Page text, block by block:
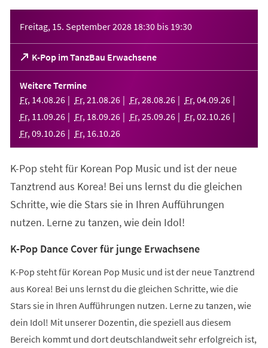
Freitag, 15. September 2028 18:30 bis 19:30
K-Pop im TanzBau Erwachsene
(Öffnet
in
einem
neuen
Tab)
Weitere Termine
Fr, 14.08.26 Fr, 21 .08.26 Fr, 28.08.26 Fr, 04.09.26
Fr, 11 .09.26 Fr, 18.09.26 Fr, 25.09.26 Fr, 02.10.26
Fr, 09.10.26 Fr, 16.10.26
K-Pop steht für Korean Pop Music und ist der neue
Tanztrend aus Korea! Bei uns lernst du die gleichen
Schritte, wie die Stars sie in Ihren Aufführungen
nutzen. Lerne zu tanzen, wie dein Idol!
K-Pop Dance Cover für junge Erwachsene
K-Pop steht für Korean Pop Music und ist der neue Tanztrend
aus Korea! Bei uns lernst du die gleichen Schritte, wie die
Stars sie in Ihren Aufführungen nutzen. Lerne zu tanzen, wie
dein Idol! Mit unserer Dozentin, die speziell aus diesem
Bereich kommt und dort deutschlandweit sehr erfolgreich ist,